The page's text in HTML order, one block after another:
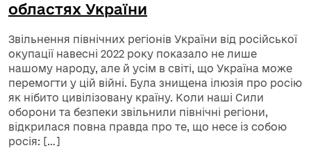
областях України
Звільнення північних регіонів України від російської
окупації навесні 2022 року показало не лише
нашому народу, але й усім в світі, що Україна може
перемогти у цій війні. Була знищена ілюзія про росію
як нібито цивілізовану країну. Коли наші Сили
оборони та безпеки звільнили північні регіони,
відкрилася повна правда про те, що несе із собою
росія: […]